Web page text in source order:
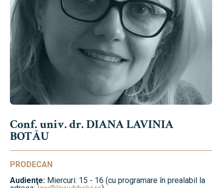
Conf. univ. dr. DIANA LAVINIA
BOTĂU
PRODECAN
Audienţe: Miercuri: 15 - 16 (cu programare în prealabil la